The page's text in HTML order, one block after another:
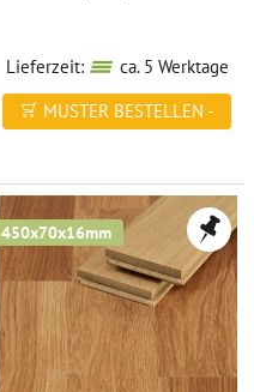
Lieferzeit:
ca. 5 Werktage
MUSTER BESTELLEN -
450x70x16mm